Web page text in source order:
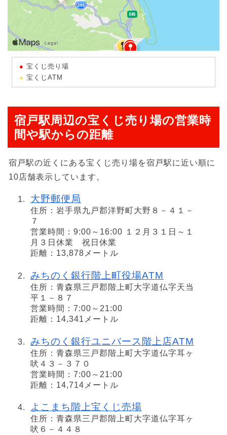
宝くじ売り場
宝くじATM
宿戸駅周辺の宝くじ売り場の営業時
間や駅からの距離
宿戸駅の近くにある宝くじ売り場を宿戸駅に近い順に
10店舗表示しています。
大野郵便局
住所：岩手県九戸郡洋野町大野８－４１－
７
営業時間：9:00～16:00 １２月３１日～１
月３日休業 祝日休業
距離：13,878メートル
みちのく銀行階上町役場ATM
住所：青森県三戸郡階上町大字道仏字天当
平１－８７
営業時間：7:00～21:00
距離：14,341メートル
みちのく銀行ユニバース階上店ATM
住所：青森県三戸郡階上町大字道仏字耳ヶ
吠４３－３７０
営業時間：7:00～21:00
距離：14,714メートル
よこまち階上宝くじ売場
住所：青森県三戸郡階上町大字道仏字耳ヶ
吠６－４４８